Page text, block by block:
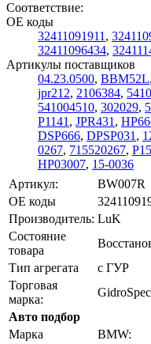
Соответствие:
ОЕ коды
32411091911 ,
32411096434,
Артикулы поставщиков
04.23.0500, BBM52L,
jpr212, 2106384,
541004510, 302029,
P1141 , JPR431 ,
DSP666, DPSP031 ,
0267, 715520267,
HP03007, 15-0036
Артикул:
BW007R
ОЕ коды
Производитель: LuK
Состояние
товара
Тип агрегата
с ГУР
Торговая
марка:
Авто подбор
Марка
BMW: